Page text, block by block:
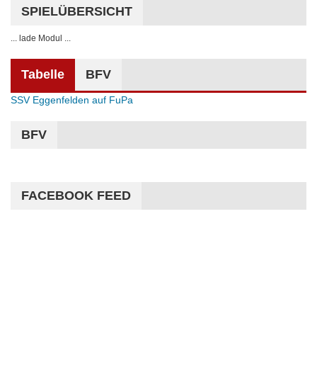
SPIELÜBERSICHT
... lade Modul ...
Tabelle BFV
SSV Eggenfelden auf FuPa
BFV
FACEBOOK FEED